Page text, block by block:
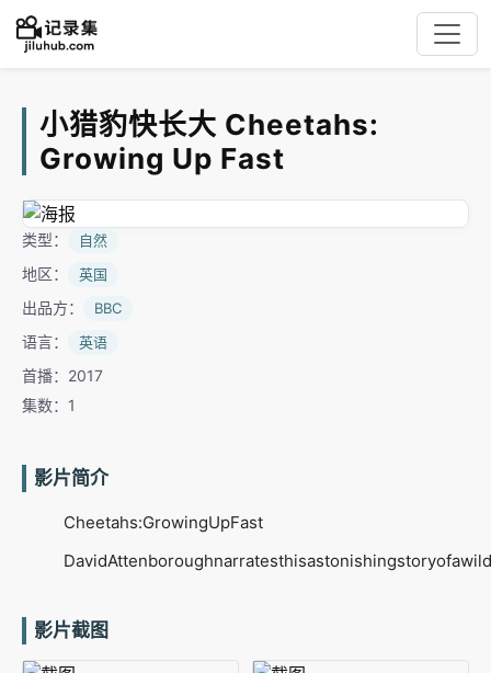
小猎豹快长大 Cheetahs:
Growing Up Fast
类型： 自然
地区： 英国
出品方： BBC
语言： 英语
首播：2017
集数：1
影片简介
Cheetahs:GrowingUpFast
影片截图